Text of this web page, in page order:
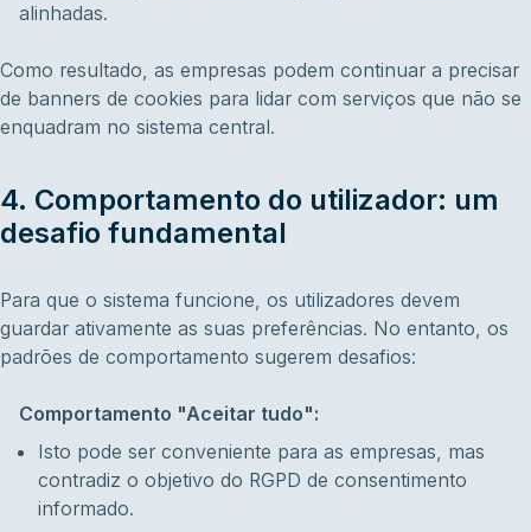
alinhadas.
Como resultado, as empresas podem continuar a precisar
de banners de cookies para lidar com serviços que não se
enquadram no sistema central.
4. Comportamento do utilizador: um
desafio fundamental
Para que o sistema funcione, os utilizadores devem
guardar ativamente as suas preferências. No entanto, os
padrões de comportamento sugerem desafios:
Comportamento "Aceitar tudo":
Isto pode ser conveniente para as empresas, mas
contradiz o objetivo do RGPD de consentimento
informado.